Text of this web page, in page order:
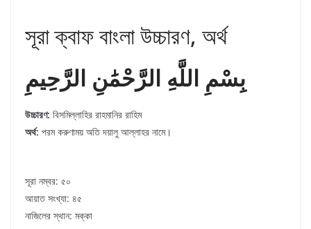
সূরা ক্বাফ বাংলা উচ্চারণ, অর্থ
بِسْمِ اللَّهِ الرَّحْمَٰنِ الرَّحِيمِ
উচ্চারণ: বিসমিল্লাহির রাহমানির রাহিম
অর্থ: পরম করুণাময় অতি দয়ালু আল্লাহর নামে।
সূরা নম্বর: ৫০
আয়াত সংখ্যা: ৪৫
নাজিলের স্থান: মক্কা